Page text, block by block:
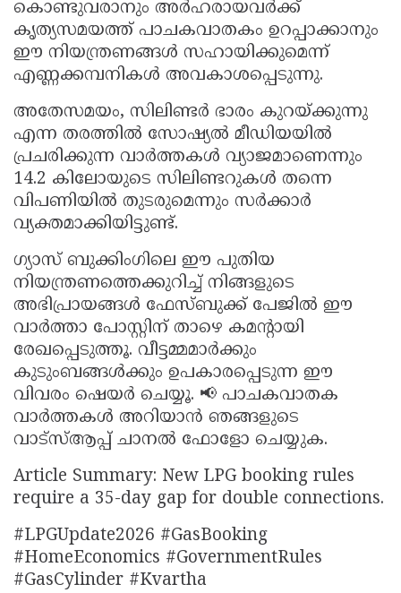
കൊണ്ടുവരാനും അർഹരായവർക്ക്
കൃത്യസമയത്ത് പാചകവാതകം ഉറപ്പാക്കാനും
ഈ നിയന്ത്രണങ്ങൾ സഹായിക്കുമെന്ന്
എണ്ണക്കമ്പനികൾ അവകാശപ്പെടുന്നു.
അതേസമയം, സിലിണ്ടർ ഭാരം കുറയ്ക്കുന്നു
എന്ന തരത്തിൽ സോഷ്യൽ മീഡിയയിൽ
പ്രചരിക്കുന്ന വാർത്തകൾ വ്യാജമാണെന്നും
14.2 കിലോയുടെ സിലിണ്ടറുകൾ തന്നെ
വിപണിയിൽ തുടരുമെന്നും സർക്കാർ
വ്യക്തമാക്കിയിട്ടുണ്ട്.
ഗ്യാസ് ബുക്കിംഗിലെ ഈ പുതിയ
നിയന്ത്രണത്തെക്കുറിച്ച് നിങ്ങളുടെ
അഭിപ്രായങ്ങൾ ഫേസ്ബുക്ക് പേജിൽ ഈ
വാർത്താ പോസ്റ്റിന് താഴെ കമന്റായി
രേഖപ്പെടുത്തൂ. വീട്ടമ്മമാർക്കും
കുടുംബങ്ങൾക്കും ഉപകാരപ്പെടുന്ന ഈ
വിവരം ഷെയർ ചെയ്യൂ. 📢 പാചകവാതക
വാർത്തകൾ അറിയാൻ ഞങ്ങളുടെ
വാട്സ്ആപ്പ് ചാനൽ ഫോളോ ചെയ്യുക.
Article Summary: New LPG booking rules
require a 35-day gap for double connections.
#LPGUpdate2026 #GasBooking
#HomeEconomics #GovernmentRules
#GasCylinder #Kvartha